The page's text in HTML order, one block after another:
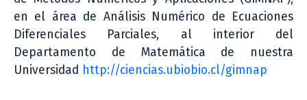
en el área de Análisis Numérico de Ecuaciones
Diferenciales Parciales, al interior del
Departamento de Matemática de nuestra
Universidad http://ciencias.ubiobio.cl/gimnap